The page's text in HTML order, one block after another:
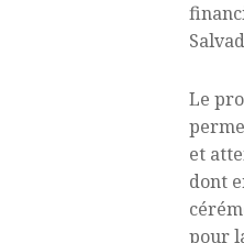
Le
et
dont
pour